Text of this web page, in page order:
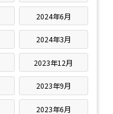
2024年6月
2024年3月
2023年12月
2023年9月
2023年6月